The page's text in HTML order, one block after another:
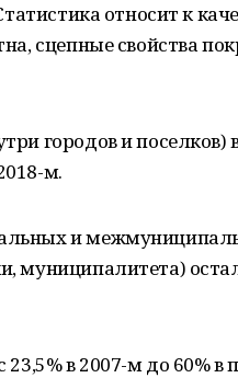
относит к
сцепные свойства
городов и поселков)
м.
и
муниципалитета)
в 2007-м до 60% в